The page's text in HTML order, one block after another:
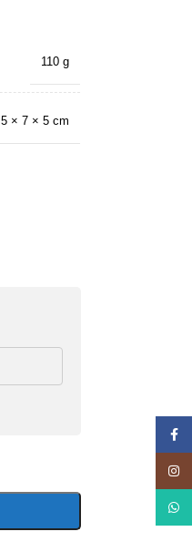
110 g
5 × 7 × 5 cm